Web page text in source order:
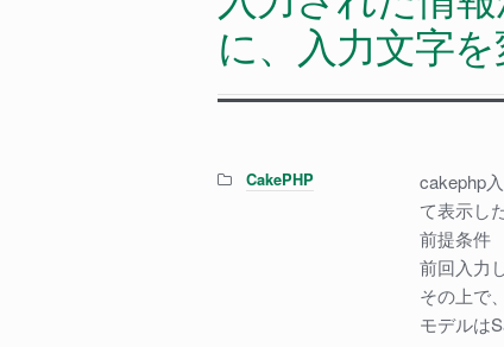
に、入力文字
Categories:
CakePHP
cakephp
て表示し
前提条件
前回入力
その上で
モデルは